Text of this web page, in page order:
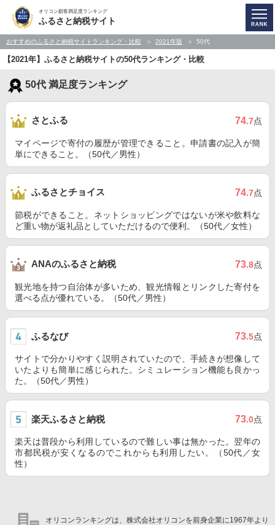
オリコン顧客満足度ランキング
ふるさと納税サイト
おすすめのふるさと納税サイトランキング・比較 2021年版 50代
【2021年】ふるさと納税サイトの50代ランキング・比較
50代 満足度ランキング
さとふる 74.7点
マイページで寄付の履歴が管理できること。申請書の記入が簡
単にできること。（50代／男性）
ふるさとチョイス 74.7点
節税ができること。ネットショッピングではないが米や飲料な
ど重い物が返礼品としていただけるので便利。（50代／女性）
ANAのふるさと納税 73.8点
観光地を持つ自治体が多いため、観光情報とリンクした寄付を
選べる点が優れている。（50代／男性）
ふるなび 73.5点
サイトで分かりやすく説明されていたので、手続きが想像して
いたよりも簡単に感じられた。シミュレーション機能も良かっ
た。（50代／男性）
楽天ふるさと納税 73.0点
楽天は普段から利用しているので難しい事は無かった。翌年の
市都民税が安くなるのでこれからも利用したい。（50代／女
性）
オリコンランキングは、株式会社オリコンを前身企業に1967年より